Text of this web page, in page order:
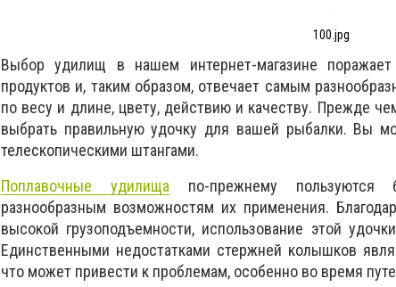
100.jpg
Выбор удилищ в нашем интернет-магазине
продуктов и, таким образом, отвечает самым
по весу и длине, цвету, действию и качеству. Прежде
выбрать правильную удочку для вашей рыбалки. Вы
телескопическими штангами.
Поплавочные удилища по-прежнему пользуются
разнообразным возможностям их применения.
высокой грузоподъемности, использование этой
Единственными недостатками стержней колышков
что может привести к проблемам, особенно во время